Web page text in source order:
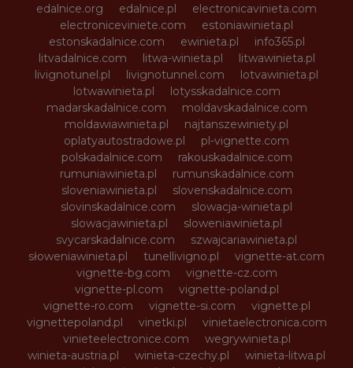
edalnice.org
edalnice.pl
electronicavinieta.com
electroniceviniete.com
estoniawinieta.pl
estonskadalnice.com
ewinieta.pl
info365.pl
litvadalnice.com
litwa-winieta.pl
litwawinieta.pl
livignotunel.pl
livignotunnel.com
lotvawinieta.pl
lotwawinieta.pl
lotysskadalnice.com
madarskadalnice.com
moldavskadalnice.com
moldawiawinieta.pl
najtanszewiniety.pl
oplatyautostradowe.pl
pl-vignette.com
polskadalnice.com
rakouskadalnice.com
rumuniawinieta.pl
rumunskadalnice.com
sloveniawinieta.pl
slovenskadalnice.com
slovinskadalnice.com
slowacja-winieta.pl
slowacjawinieta.pl
sloweniawinieta.pl
svycarskadalnice.com
szwajcariawinieta.pl
słoweniawinieta.pl
tunellivigno.pl
vignette-at.com
vignette-bg.com
vignette-cz.com
vignette-pl.com
vignette-poland.pl
vignette-ro.com
vignette-si.com
vignette.pl
vignettepoland.pl
vinetki.pl
vinietaelectronica.com
vinieteelectronice.com
wegrywinieta.pl
winieta-austria.pl
winieta-czechy.pl
winieta-litwa.pl